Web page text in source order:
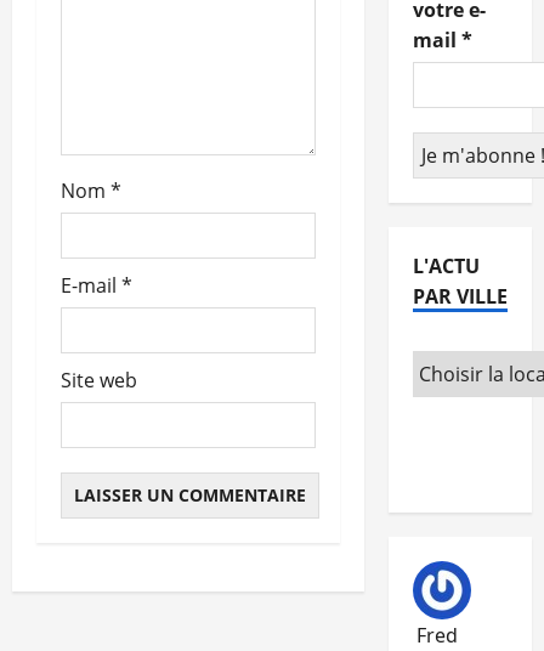
i
c
l
Nom *
E-mail *
Site web
votre e-
mail *
L'ACTU
PAR VILLE
Fred